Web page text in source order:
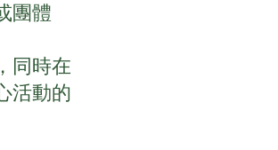
團體
同時在
活動的